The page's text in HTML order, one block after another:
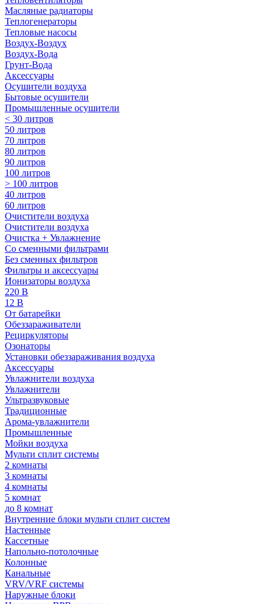
Масляные радиаторы
Теплогенераторы
Тепловые насосы
Воздух-Воздух
Воздух-Вода
Грунт-Вода
Аксессуары
Осушители воздуха
Бытовые осушители
Промышленные осушители
< 30 литров
50 литров
70 литров
80 литров
90 литров
100 литров
> 100 литров
40 литров
60 литров
Очистители воздуха
Очистители воздуха
Очистка + Увлажнение
Cо сменными фильтрами
Без сменных фильтров
Фильтры и аксессуары
Ионизаторы воздуха
220 В
12 В
От батарейки
Обеззараживатели
Рециркуляторы
Озонаторы
Установки обеззараживания воздуха
Аксессуары
Увлажнители воздуха
Увлажнители
Ультразвуковые
Традиционные
Арома-увлажнители
Промышленные
Мойки воздуха
Мульти сплит системы
2 комнаты
3 комнаты
4 комнаты
5 комнат
до 8 комнат
Внутренние блоки мульти сплит систем
Настенные
Кассетные
Напольно-потолочные
Колонные
Канальные
VRV/VRF системы
Наружные блоки